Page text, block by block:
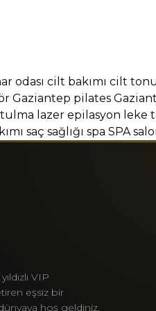
odası cilt bakımı cilt tonu
Gaziantep pilates
lazer epilasyon leke
saç sağlığı spa SPA
VIP
eşsiz bir
hoş geldiniz.